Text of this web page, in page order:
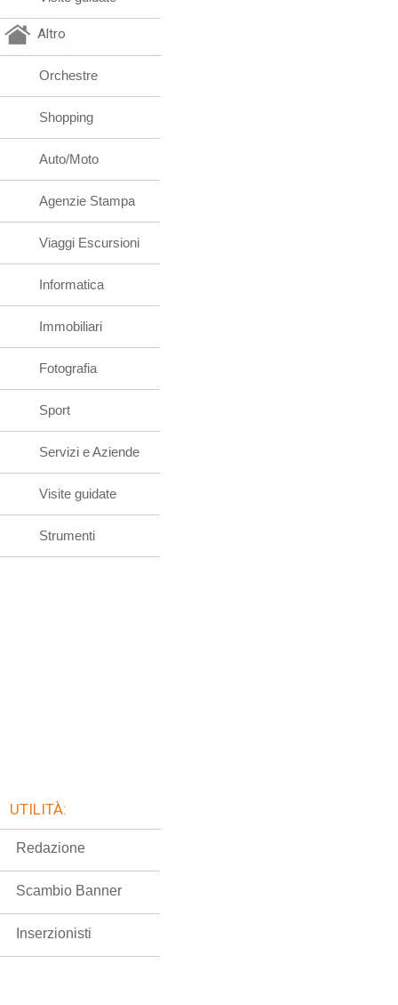
Altro
Orchestre
Shopping
Auto/Moto
Agenzie Stampa
Viaggi Escursioni
Informatica
Immobiliari
Fotografia
Sport
Servizi e Aziende
Visite guidate
Strumenti
UTILITÀ:
Redazione
Scambio Banner
Inserzionisti